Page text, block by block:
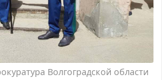
Волгоградской области